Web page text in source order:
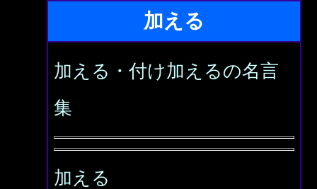
加える
加える・付け加えるの名言
集
加える